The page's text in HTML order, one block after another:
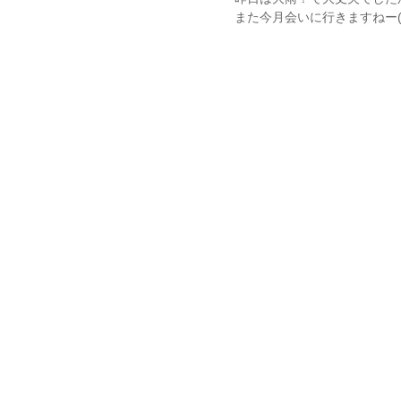
また今月会いに行きますね